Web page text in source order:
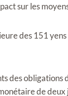
sur les
des 151
des
de